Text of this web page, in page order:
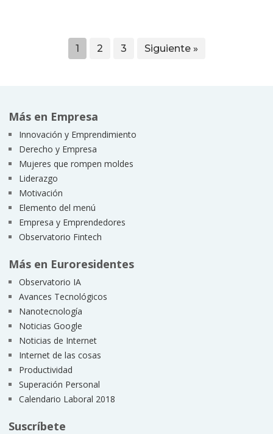
1 2 3 Siguiente »
Más en Empresa
Innovación y Emprendimiento
Derecho y Empresa
Mujeres que rompen moldes
Liderazgo
Motivación
Elemento del menú
Empresa y Emprendedores
Observatorio Fintech
Más en Euroresidentes
Observatorio IA
Avances Tecnológicos
Nanotecnología
Noticias Google
Noticias de Internet
Internet de las cosas
Productividad
Superación Personal
Calendario Laboral 2018
Suscríbete